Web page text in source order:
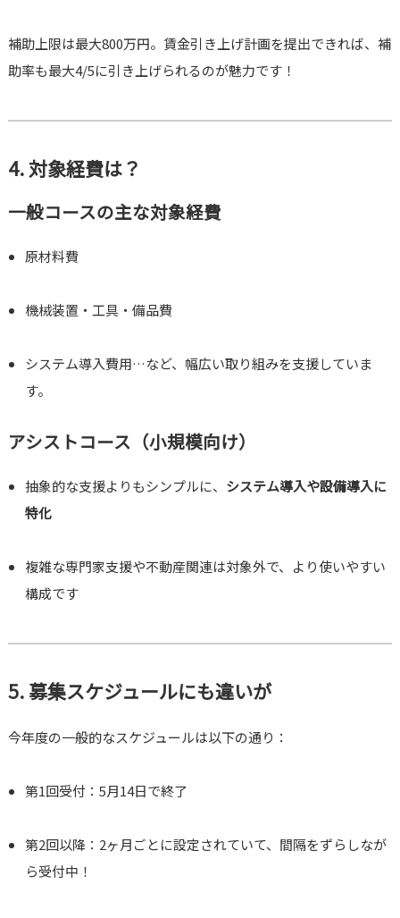
補助上限は最大800万円。賃金引き上げ計画を提出できれば、補
助率も最大4/5に引き上げられるのが魅力です！
4. 対象経費は？
一般コースの主な対象経費
原材料費
機械装置・工具・備品費
システム導入費用…など、幅広い取り組みを支援していま
す。
アシストコース（小規模向け）
抽象的な支援よりもシンプルに、 システム導入や設備導入に
特化
複雑な専門家支援や不動産関連は対象外で、より使いやすい
構成です
5. 募集スケジュールにも違いが
今年度の一般的なスケジュールは以下の通り：
第1回受付：5月14日で終了
第2回以降：2ヶ月ごとに設定されていて、間隔をずらしなが
ら受付中！